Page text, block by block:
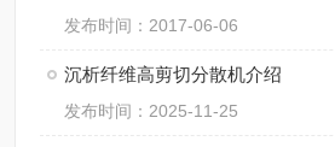
发布时间：2017-06-06
沉析纤维高剪切分散机介绍
发布时间：2025-11-25